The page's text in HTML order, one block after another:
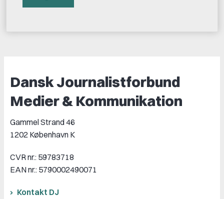
Dansk Journalistforbund
Medier & Kommunikation
Gammel Strand 46
1202 København K
CVR nr.: 59783718
EAN nr.: 5790002490071
Kontakt DJ